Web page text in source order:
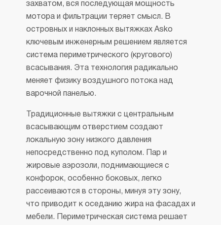
захватом, вся последующая мощность
мотора и фильтрации теряет смысл. В
островных и наклонных вытяжках Asko
ключевым инженерным решением является
система периметрического (кругового)
всасывания. Эта технология радикально
меняет физику воздушного потока над
варочной панелью.
Традиционные вытяжки с центральным
всасывающим отверстием создают
локальную зону низкого давления
непосредственно под куполом. Пар и
жировые аэрозоли, поднимающиеся с
конфорок, особенно боковых, легко
рассеиваются в стороны, минуя эту зону,
что приводит к оседанию жира на фасадах и
мебели. Периметрическая система решает